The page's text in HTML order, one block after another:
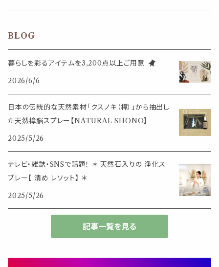
ミニサイズ
50個以上の大容量
ダブルクリップ・その他
筆記用具
スマホアイテム
生活アイテム
ブレスレット
その他
BLOG
暮らしを彩るアイテムを3,200点以上ご用意
2026/6/6
日本の伝統的な天然素材「クスノキ（樟）」から抽出し
た天然樟脳スプレー【NATURAL SHONO】
2025/5/26
テレビ・雑誌・SNSで話題！ ＊ 天然石入りの 浄化ス
プレー【 清め レソット】 ＊
2025/5/26
記事一覧を見る